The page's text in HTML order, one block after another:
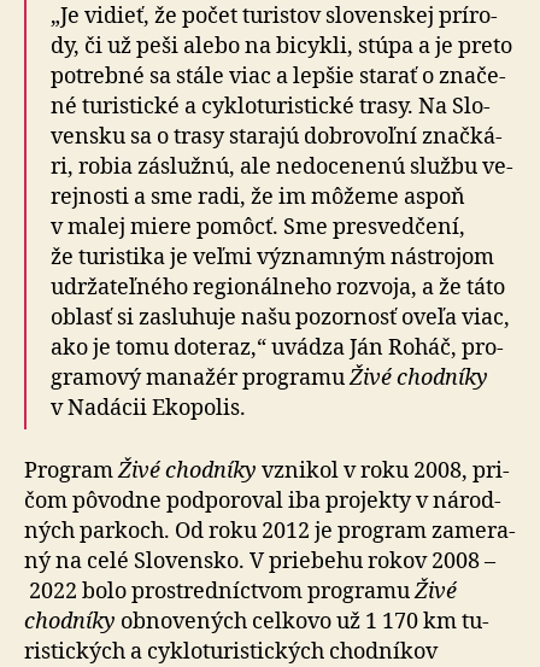
„Je vidieť, že počet turistov slo­venskej prí­ro­
dy, či už peši ale­bo na bi­cykli, stú­pa a je pre­to
potreb­né sa stále viac a lep­šie sta­rať o zna­če­
né tu­ristic­ké a cyklo­tu­ristic­ké trasy. Na Slo­
vensku sa o trasy sta­ra­jú dobro­voľní znač­ká­
ri, robia zásluž­nú, ale ne­do­ce­ne­nú služ­bu ve­
rej­nosti a sme radi, že im mô­že­me aspoň
v malej miere po­môcť. Sme pre­sved­če­ní,
že tu­risti­ka je veľmi vý­znam­ným nástro­jom
udrža­teľ­né­ho re­gio­nál­ne­ho roz­vo­ja, a že táto
oblasť si za­slu­hu­je našu po­zor­nosť oveľa viac,
ako je tomu do­te­raz,“ uvádza Ján Roháč, pro­
gra­mový ma­na­žér pro­gra­muŽivé chod­níky
v Na­dá­cii Eko­po­lis.
ProgramŽivé chodníky vznikol v roku 2008, pri­
čom pô­vod­ne pod­po­ro­val iba pro­jek­ty v ná­rod­
ných par­koch. Od roku 2012 je pro­gram za­me­ra­
ný na celé Slo­vensko. V prie­be­hu ro­kov 2008 –
2022 bolo pro­stred­níctvom pro­gra­muŽivé
chod­níky ob­no­ve­ných cel­ko­vo už 1 170 km tu­
ristic­kých a cy­klo­tu­ristic­kých chod­ní­kov